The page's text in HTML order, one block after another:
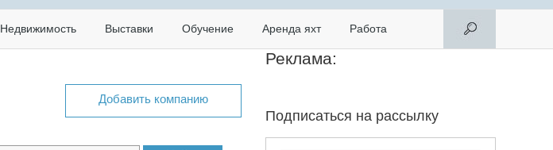
Недвижимость Выставки Обучение Аренда яхт Работа
Добавить компанию
Реклама:
Подписаться на рассылку